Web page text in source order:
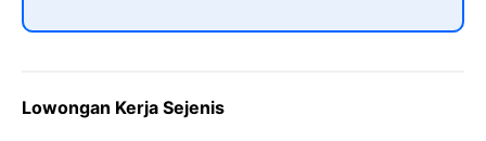
Lowongan Kerja Sejenis